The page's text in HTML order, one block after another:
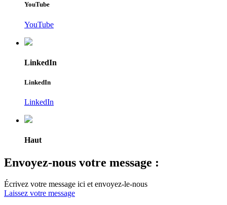
YouTube
YouTube
LinkedIn
LinkedIn
LinkedIn
Haut
Envoyez-nous votre message :
Écrivez votre message ici et envoyez-le-nous
Laissez votre message